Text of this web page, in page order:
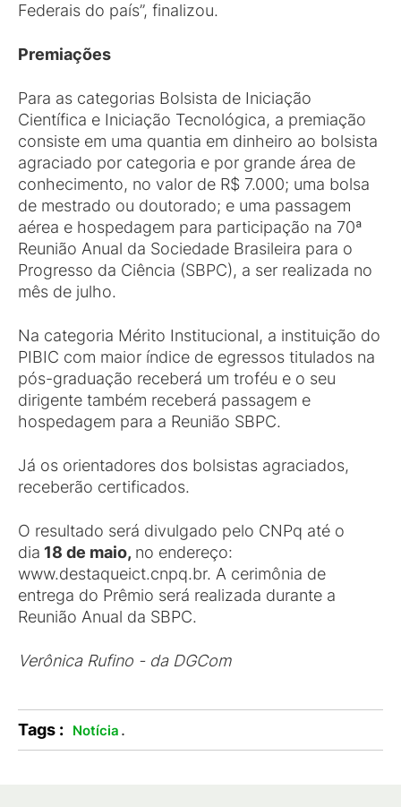
Federais do país”, finalizou.
Premiações
Para as categorias Bolsista de Iniciação
Científica e Iniciação Tecnológica, a premiação
consiste em uma quantia em dinheiro ao bolsista
agraciado por categoria e por grande área de
conhecimento, no valor de R$ 7.000; uma bolsa
de mestrado ou doutorado; e uma passagem
aérea e hospedagem para participação na 70ª
Reunião Anual da Sociedade Brasileira para o
Progresso da Ciência (SBPC), a ser realizada no
mês de julho.
Na categoria Mérito Institucional, a instituição do
PIBIC com maior índice de egressos titulados na
pós-graduação receberá um troféu e o seu
dirigente também receberá passagem e
hospedagem para a Reunião SBPC.
Já os orientadores dos bolsistas agraciados,
receberão certificados.
O resultado será divulgado pelo CNPq até o
dia 18 de maio, no endereço:
www.destaqueict.cnpq.br. A cerimônia de
entrega do Prêmio será realizada durante a
Reunião Anual da SBPC.
Verônica Rufino - da DGCom
Tags : Notícia .